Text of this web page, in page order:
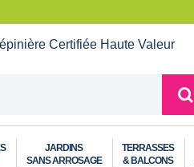
Certifiée Haute Valeur
JARDINS
SANS ARROSAGE
TERRASSES
& BALCONS